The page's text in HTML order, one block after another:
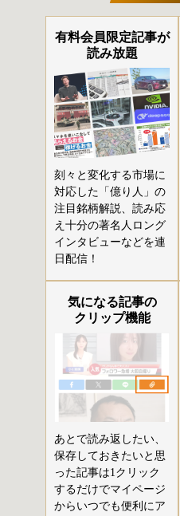
有料会員限定記事が
読み放題
刻々と変化する市場に
対応した「億り人」の
注目銘柄解説、読み応
え十分の著名人ロング
インタビューなどを連
日配信！
気になる記事の
クリップ機能
あとで読み返したい、
保存しておきたいと思
った記事は1クリック
するだけでマイページ
からいつでも便利にア